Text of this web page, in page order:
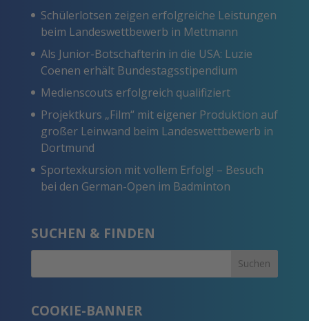
Schülerlotsen zeigen erfolgreiche Leistungen
beim Landeswettbewerb in Mettmann
Als Junior-Botschafterin in die USA: Luzie
Coenen erhält Bundestagsstipendium
Medienscouts erfolgreich qualifiziert
Projektkurs „Film“ mit eigener Produktion auf
großer Leinwand beim Landeswettbewerb in
Dortmund
Sportexkursion mit vollem Erfolg! – Besuch
bei den German-Open im Badminton
SUCHEN & FINDEN
COOKIE-BANNER